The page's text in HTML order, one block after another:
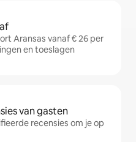
Aransas vanaf € 26 per
en toeslagen
van gasten
recensies om je op